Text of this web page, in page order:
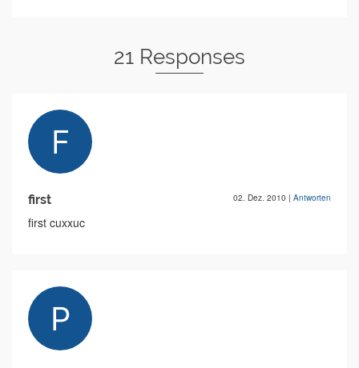
21 Responses
first 02. Dez. 2010 | Antworten
first cuxxuc